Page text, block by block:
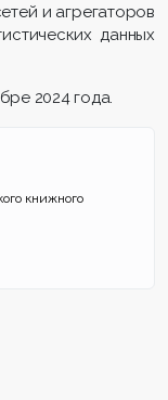
и агрегаторов
данных
2024 года.
книжного